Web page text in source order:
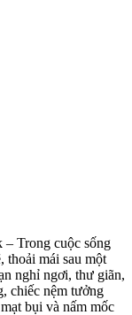
Trong cuộc sống
thoải mái sau một
nghỉ ngơi, thư giãn,
chiếc nệm tưởng
bụi và nấm mốc